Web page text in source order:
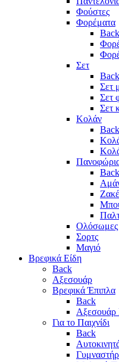
Φούστες
Φορέματα
Back
Σετ
Back
Σετ
Σετ
Σετ
Κολάν
Back
Back
Ολόσωμες
Σορτς
Μαγιό
Βρεφικά Είδη
Back
Αξεσουάρ
Βρεφικά Έπιπλα
Back
Αξεσουάρ
Για το Παιχνίδι
Back